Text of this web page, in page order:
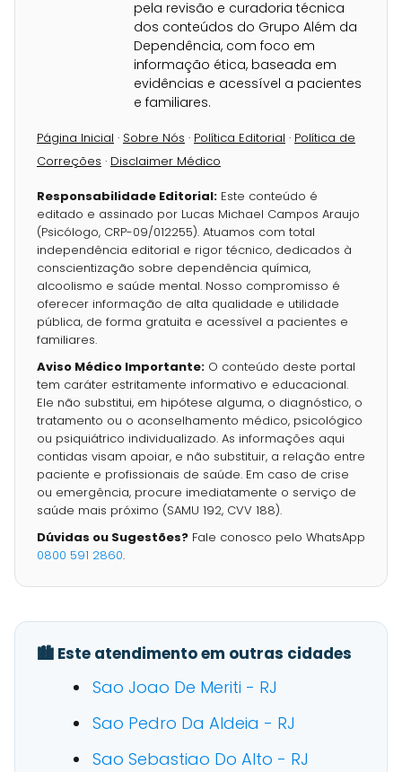
pela revisão e curadoria técnica
dos conteúdos do Grupo Além da
Dependência, com foco em
informação ética, baseada em
evidências e acessível a pacientes
e familiares.
Página Inicial · Sobre Nós · Política Editorial · Política de
Correções · Disclaimer Médico
Responsabilidade Editorial: Este conteúdo é
editado e assinado por Lucas Michael Campos Araujo
(Psicólogo, CRP-09/012255). Atuamos com total
independência editorial e rigor técnico, dedicados à
conscientização sobre dependência química,
alcoolismo e saúde mental. Nosso compromisso é
oferecer informação de alta qualidade e utilidade
pública, de forma gratuita e acessível a pacientes e
familiares.
Aviso Médico Importante: O conteúdo deste portal
tem caráter estritamente informativo e educacional.
Ele não substitui, em hipótese alguma, o diagnóstico, o
tratamento ou o aconselhamento médico, psicológico
ou psiquiátrico individualizado. As informações aqui
contidas visam apoiar, e não substituir, a relação entre
paciente e profissionais de saúde. Em caso de crise
ou emergência, procure imediatamente o serviço de
saúde mais próximo (SAMU 192, CVV 188).
Dúvidas ou Sugestões? Fale conosco pelo WhatsApp
0800 591 2860.
🏙️ Este atendimento em outras cidades
Sao Joao De Meriti - RJ
Sao Pedro Da Aldeia - RJ
Sao Sebastiao Do Alto - RJ